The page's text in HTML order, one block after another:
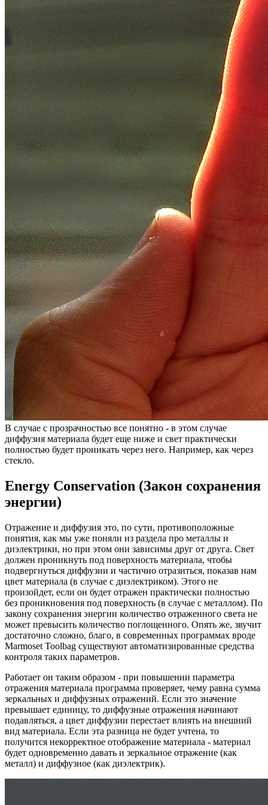
В случае с прозрачностью все понятно - в этом случае
диффузия материала будет еще ниже и свет практически
полностью будет проникать через него. Например, как через
стекло.
Energy Conservation (Закон сохранения
энергии)
Отражение и диффузия это, по сути, противоположные
понятия, как мы уже поняли из раздела про металлы и
диэлектрики, но при этом они зависимы друг от друга. Свет
должен проникнуть под поверхность материала, чтобы
подвергнуться диффузии и частично отразиться, показав нам
цвет материала (в случае с диэлектриком). Этого не
произойдет, если он будет отражен практически полностью
без проникновения под поверхность (в случае с металлом). По
закону сохранения энергии количество отраженного света не
может превысить количество поглощенного. Опять же, звучит
достаточно сложно, благо, в современных программах вроде
Marmoset Toolbag существуют автоматизированные средства
контроля таких параметров.
Работает он таким образом - при повышении параметра
отражения материала программа проверяет, чему равна сумма
зеркальных и диффузных отражений. Если это значение
превышает единицу, то диффузные отражения начинают
подавляться, а цвет диффузии перестает влиять на внешний
вид материала. Если эта разница не будет учтена, то
получится некорректное отображение материала - материал
будет одновременно давать и зеркальное отражение (как
металл) и диффузное (как диэлектрик).